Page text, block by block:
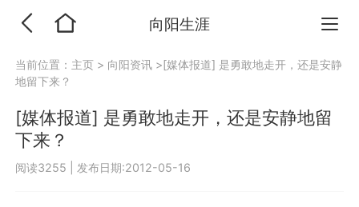
向阳生涯
当前位置： 主页 > 向阳资讯 >[媒体报道] 是勇敢地走开，还是安静
地留下来？
[媒体报道] 是勇敢地走开，还是安静地留
下来？
阅读3255 发布日期:2012-05-16